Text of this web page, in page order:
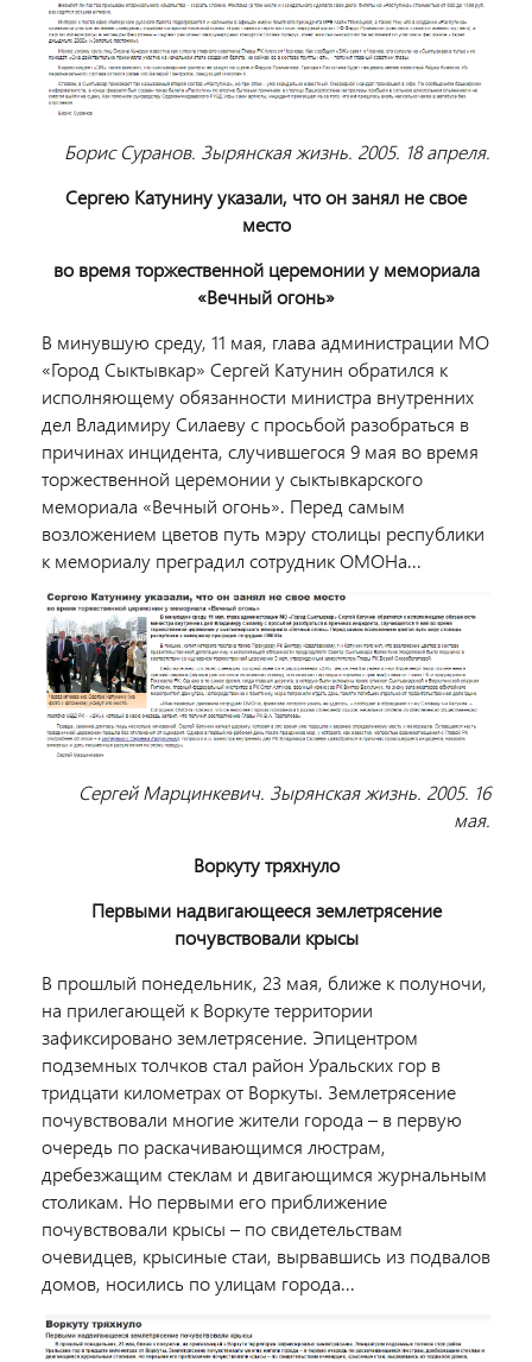
Борис Суранов. Зырянская жизнь. 2005. 18 апреля.
Сергею Катунину указали, что он занял не свое
место
во время торжественной церемонии у мемориала
«Вечный огонь»
В минувшую среду, 11 мая, глава администрации МО
«Город Сыктывкар» Сергей Катунин обратился к
исполняющему обязанности министра внутренних
дел Владимиру Силаеву с просьбой разобраться в
причинах инцидента, случившегося 9 мая во время
торжественной церемонии у сыктывкарского
мемориала «Вечный огонь». Перед самым
возложением цветов путь мэру столицы республики
к мемориалу преградил сотрудник ОМОНа...
Сергей Марцинкевич. Зырянская жизнь. 2005. 16
мая.
Воркуту тряхнуло
Первыми надвигающееся землетрясение
почувствовали крысы
В прошлый понедельник, 23 мая, ближе к полуночи,
на прилегающей к Воркуте территории
зафиксировано землетрясение. Эпицентром
подземных толчков стал район Уральских гор в
тридцати километрах от Воркуты. Землетрясение
почувствовали многие жители города – в первую
очередь по раскачивающимся люстрам,
дребезжащим стеклам и двигающимся журнальным
столикам. Но первыми его приближение
почувствовали крысы – по свидетельствам
очевидцев, крысиные стаи, вырвавшись из подвалов
домов, носились по улицам города...